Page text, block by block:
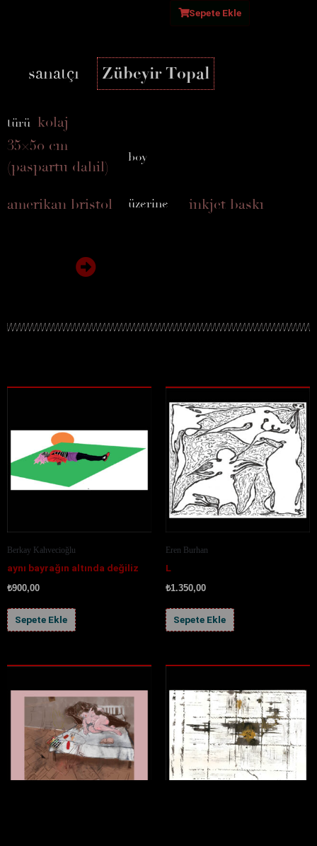
BackSepete Ekle
sanatçı Zübeyir Topal
türü kolaj
35×50 cm
(paspartu dahil)
boy
amerikan bristol üzerine inkjet baskı
Berkay Kahvecioğlu
aynı bayrağın altında değiliz
₺900,00
Sepete Ekle
Eren Burhan
L
₺1.350,00
Sepete Ekle